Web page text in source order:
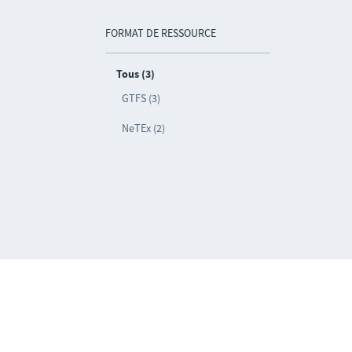
FORMAT DE RESSOURCE
Tous (3)
GTFS (3)
NeTEx (2)